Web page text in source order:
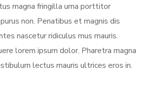
magna fringilla urna porttitor
non. Penatibus et magnis dis
nascetur ridiculus mus mauris.
lorem ipsum dolor. Pharetra magna
lectus mauris ultrices eros in.